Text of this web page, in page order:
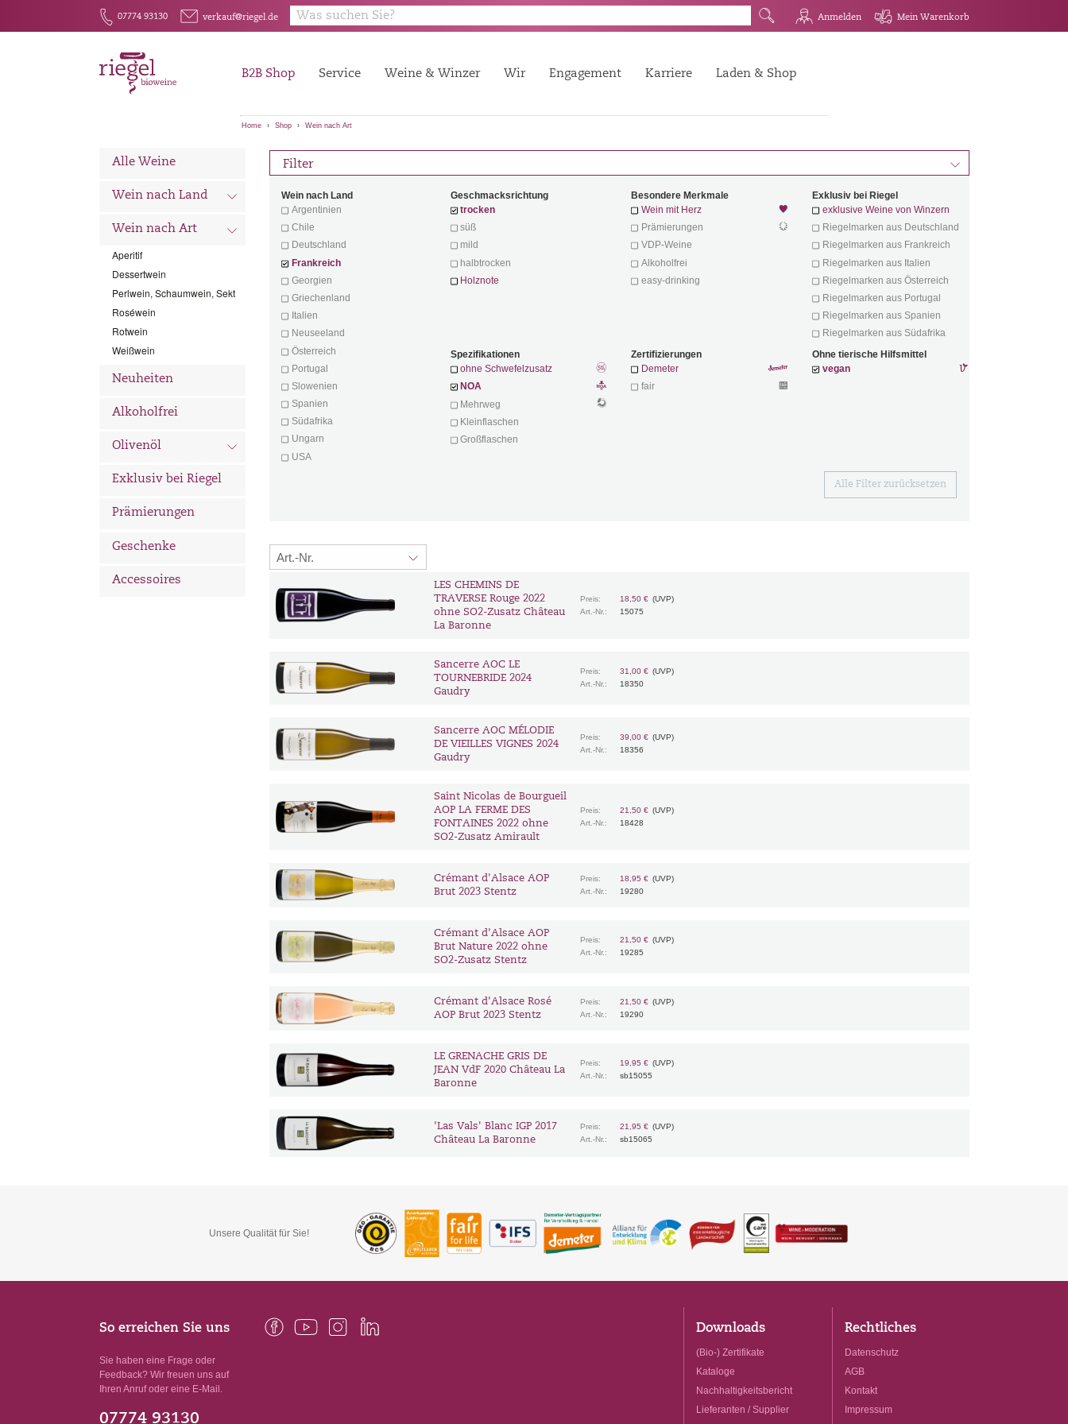
F 07774 93130 E verkauf@riegel.de Q G Anmelden R Mein Warenkorb
B2B Shop Service Weine & Winzer Wir Engagement Karriere Laden & Shop
Home Shop Wein nach Art
Alle Weine
Wein nach Land d
Wein nach Art d
Aperitif
Dessertwein
Perlwein, Schaumwein, Sekt
Roséwein
Rotwein
Weißwein
Neuheiten
Alkoholfrei
Olivenöl d
Exklusiv bei Riegel
Prämierungen
Geschenke
Accessoires
Filter d
Wein nach Land
Argentinien
Chile
Deutschland
Frankreich
Georgien
Griechenland
Italien
Neuseeland
Österreich
Portugal
Slowenien
Spanien
Südafrika
Ungarn
USA
Geschmacksrichtung
trocken
süß
mild
halbtrocken
Holznote
Besondere Merkmale
Wein mit Herz
Prämierungen
VDP-Weine
Alkoholfrei
easy-drinking
Exklusiv bei Riegel
exklusive Weine von Winzern
Riegelmarken aus Deutschland
Riegelmarken aus Frankreich
Riegelmarken aus Italien
Riegelmarken aus Österreich
Riegelmarken aus Portugal
Riegelmarken aus Spanien
Riegelmarken aus Südafrika
Spezifikationen
ohne Schwefelzusatz
NOA
Mehrweg
Kleinflaschen
Großflaschen
Zertifizierungen
Demeter
fair
Ohne tierische Hilfsmittel
vegan
Alle Filter zurücksetzen
LES CHEMINS DE
TRAVERSE Rouge 2022
ohne SO2-Zusatz Château
La Baronne
Preis: 18,50 € (UVP)
Art.-Nr.:
15075
Sancerre AOC LE
TOURNEBRIDE 2024
Gaudry
Preis: 31,00 € (UVP)
Art.-Nr.:
18350
Sancerre AOC MÉLODIE
DE VIEILLES VIGNES 2024
Gaudry
Preis: 39,00 € (UVP)
Art.-Nr.:
18356
Saint Nicolas de Bourgueil
AOP LA FERME DES
FONTAINES 2022 ohne
SO2-Zusatz Amirault
Preis: 21,50 € (UVP)
Art.-Nr.:
18428
Crémant d'Alsace AOP
Brut 2023 Stentz
Preis: 18,95 € (UVP)
Art.-Nr.:
19280
Crémant d'Alsace AOP
Brut Nature 2022 ohne
SO2-Zusatz Stentz
Preis: 21,50 € (UVP)
Art.-Nr.:
19285
Crémant d'Alsace Rosé
AOP Brut 2023 Stentz
Preis: 21,50 € (UVP)
Art.-Nr.:
19290
LE GRENACHE GRIS DE
JEAN VdF 2020 Château La
Baronne
Preis: 19,95 € (UVP)
Art.-Nr.:
sb15055
'Las Vals' Blanc IGP 2017
Château La Baronne
Preis: 21,95 € (UVP)
Art.-Nr.:
sb15065
Unsere Qualität für Sie!
So erreichen Sie uns
Sie haben eine Frage oder
Feedback? Wir freuen uns auf
Ihren Anruf oder eine E-Mail.
07774 93130
Downloads
(Bio-) Zertifikate
Kataloge
Nachhaltigkeitsbericht
Lieferanten / Supplier
Rechtliches
Datenschutz
AGB
Kontakt
Impressum